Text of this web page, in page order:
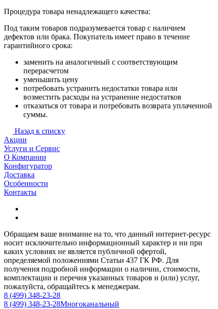
Процедура товара ненадлежащего качества:
Под таким товаров подразумевается товар с наличием
дефектов или брака. Покупатель имеет право в течение
гарантийного срока:
заменить на аналогичный с соответствующим
перерасчетом
уменьшить цену
потребовать устранить недостатки товара или
возместить расходы на устранение недостатков
отказаться от товара и потребовать возврата уплаченной
суммы.
Назад к списку
Акции
Услуги и Сервис
О Компании
Конфигуратор
Доставка
Особенности
Контакты
Обращаем ваше внимание на то, что данный интернет-ресурс
носит исключительно информационный характер и ни при
каких условиях не является публичной офертой,
определяемой положениями Статьи 437 ГК РФ. Для
получения подробной информации о наличии, стоимости,
комплектации и перечня указанных товаров и (или) услуг,
пожалуйста, обращайтесь к менеджерам.
8 (499) 348-23-28
8 (499) 348-23-28Многоканальный